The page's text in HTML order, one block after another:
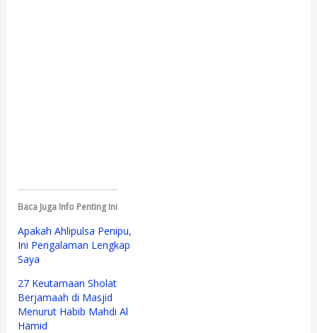
Baca Juga Info Penting Ini
Apakah Ahlipulsa Penipu,
Ini Pengalaman Lengkap
Saya
27 Keutamaan Sholat
Berjamaah di Masjid
Menurut Habib Mahdi Al
Hamid